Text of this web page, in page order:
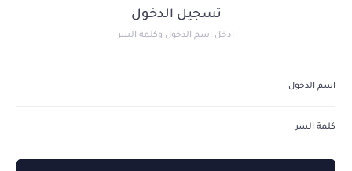
تسجيل الدخول
ادخل اسم الدخول وكلمة السر